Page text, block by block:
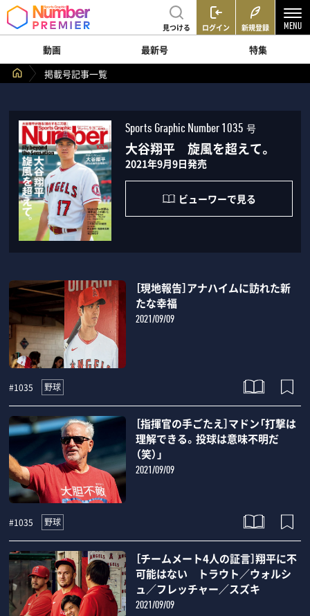
見つける ログイン 新規登録
動画 最新号
特集
掲載号記事一覧
Sports Graphic Number 1035 号
大谷翔平 旋風を超えて。
2021年9月9日発売
ビューワーで見る
［現地報告］アナハイムに訪れた新
たな幸福
2021/09/09
#1035 野球
［指揮官の手ごたえ］マドン「打撃は
理解できる。投球は意味不明だ
（笑）」
2021/09/09
#1035 野球
［チームメート4人の証言］翔平に不
可能はない トラウト／ウォルシ
ュ／フレッチャー／スズキ
2021/09/09